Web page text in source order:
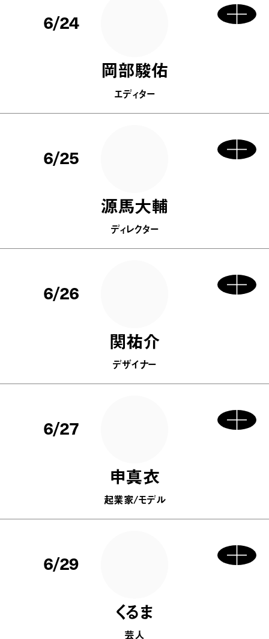
6/24
岡部駿佑
エディター
6/25
源馬大輔
ディレクター
6/26
関祐介
デザイナー
6/27
申真衣
起業家/モデル
6/29
くるま
芸人